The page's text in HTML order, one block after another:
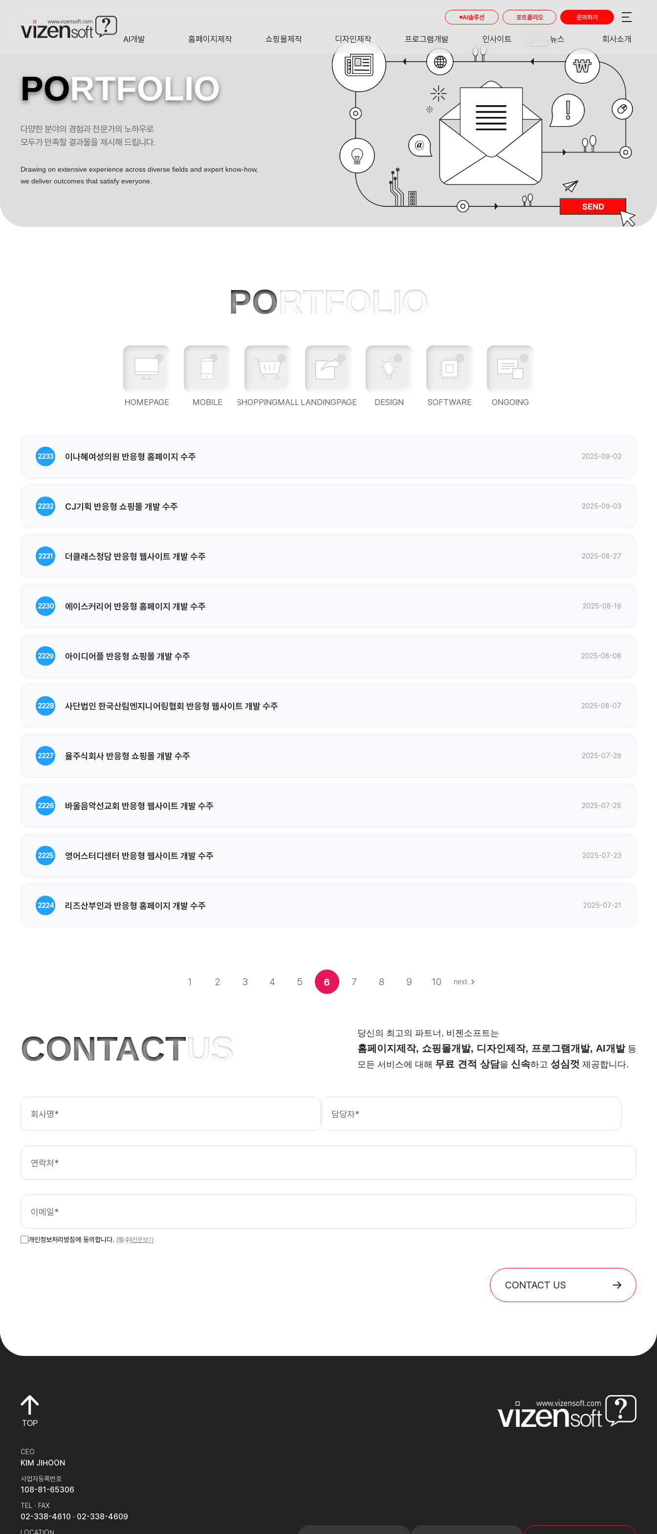
AI개발 홈페이지제작 쇼핑몰제작 디자인제작
DESIGN
프로그램개발
SOFTWARE
인사이트
INSIGHT
뉴스
NEWS
회사소개
AI솔루션 포트폴리오 문의하기
PORTFOLIO
다양한 분야의 경험과 전문가의 노하우로
모두가 만족할 결과물을 제시해 드립니다.
Drawing on extensive experience across diverse fields and expert know-how,
we deliver outcomes that satisfy everyone.
PORTFOLIO
HOMEPAGE MOBILE SHOPPINGMALL LANDINGPAGE DESIGN SOFTWARE ONGOING
2233 이나혜여성의원 반응형 홈페이지 수주 2025-09-03
2232 CJ기획 반응형 쇼핑몰 개발 수주 2025-09-03
2231 더클래스청담 반응형 웹사이트 개발 수주 2025-08-27
2230 에이스커리어 반응형 홈페이지 개발 수주 2025-08-19
2229 아이디어플 반응형 쇼핑몰 개발 수주 2025-08-08
2228 사단법인 한국산림엔지니어링협회 반응형 웹사이트 개발 수주 2025-08-07
2227 율주식회사 반응형 쇼핑몰 개발 수주 2025-07-29
2226 바울음악선교회 반응형 웹사이트 개발 수주 2025-07-25
2225 영어스터디센터 반응형 웹사이트 개발 수주 2025-07-23
2224 리즈산부인과 반응형 홈페이지 개발 수주 2025-07-21
1 2 3 4 5 6 7 8 9 10
CONTACTUS 당신의 최고의 파트너, 비젠소프트는
홈페이지제작, 쇼핑몰개발, 디자인제작, 프로그램개발, AI개발등
모든 서비스에 대해 무료 견적 상담을 신속하고 성심껏 제공합니다.
개인정보처리방침에 동의합니다. (필수)전문보기
CONTACT US
TOP
CEO
KIM JIHOON
사업자등록번호
108-81-65306
TEL · FAX
02-338-4610 · 02-338-4609